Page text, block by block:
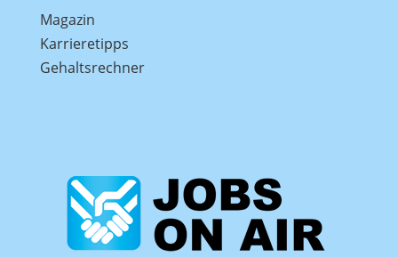
Magazin
Karrieretipps
Gehaltsrechner